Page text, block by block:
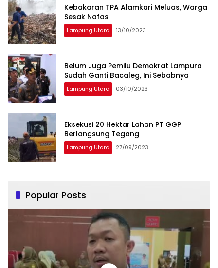
Kebakaran TPA Alamkari Meluas, Warga
Sesak Nafas
Lampung Utara 13/10/2023
Belum Juga Pemilu Demokrat Lampura
Sudah Ganti Bacaleg, Ini Sebabnya
Lampung Utara 03/10/2023
Eksekusi 20 Hektar Lahan PT GGP
Berlangsung Tegang
Lampung Utara 27/09/2023
Popular Posts